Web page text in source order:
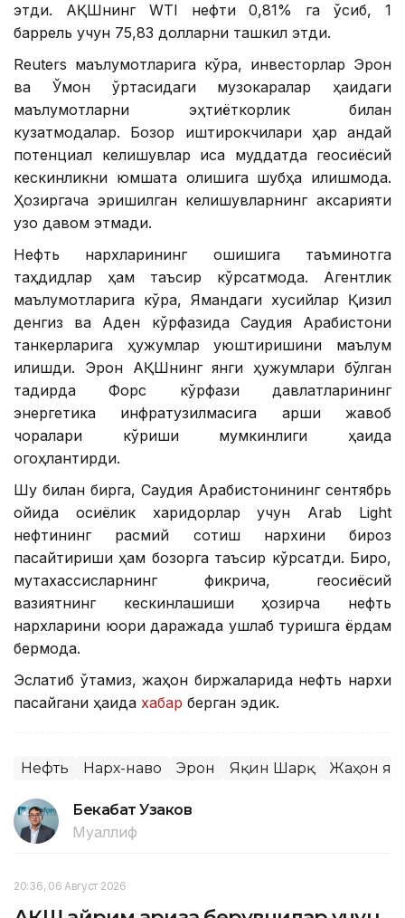
этди. АҚШнинг WTI нефти 0,81% га ўсиб, 1
баррель учун 75,83 долларни ташкил этди.
Reuters маълумотларига кўра, инвесторлар Эрон
ва Ўмон ўртасидаги музокаралар ҳақидаги
маълумотларни эҳтиёткорлик билан
кузатмоқдалар. Бозор иштирокчилари ҳар қандай
потенциал келишувлар қисқа муддатда геосиёсий
кескинликни юмшата олишига шубҳа қилишмоқда.
Ҳозиргача эришилган келишувларнинг аксарияти
узоқ давом этмади.
Нефть нархларининг ошишига таъминотга
таҳдидлар ҳам таъсир кўрсатмоқда. Агентлик
маълумотларига кўра, Ямандаги хусийлар Қизил
денгиз ва Аден кўрфазида Саудия Арабистони
танкерларига ҳужумлар уюштиришини маълум
қилишди. Эрон АҚШнинг янги ҳужумлари бўлган
тақдирда Форс кўрфази давлатларининг
энергетика инфратузилмасига қарши жавоб
чоралари кўриши мумкинлиги ҳақида
огоҳлантирди.
Шу билан бирга, Саудия Арабистонининг сентябрь
ойида осиёлик харидорлар учун Arab Light
нефтининг расмий сотиш нархини бироз
пасайтириши ҳам бозорга таъсир кўрсатди. Бироқ,
мутахассисларнинг фикрича, геосиёсий
вазиятнинг кескинлашиши ҳозирча нефть
нархларини юқори даражада ушлаб туришга ёрдам
бермоқда.
Эслатиб ўтамиз, жаҳон биржаларида нефть нархи
пасайгани ҳақида хабар берган эдик.
Нефть Нарх-наво Эрон Яқин Шарқ Жаҳон
Бекабат Узаков
Муаллиф
20:36, 06 Август 2026